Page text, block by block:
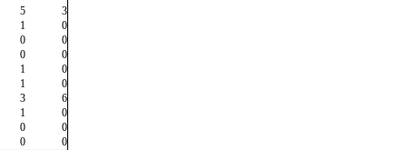
5
3
1
0
0
0
0
0
1
0
1
0
3
6
1
0
0
0
0
0